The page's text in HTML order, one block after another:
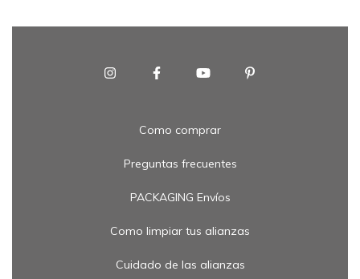
Como comprar
Preguntas frecuentes
PACKAGING Envíos
Como limpiar tus alianzas
Cuidado de las alianzas